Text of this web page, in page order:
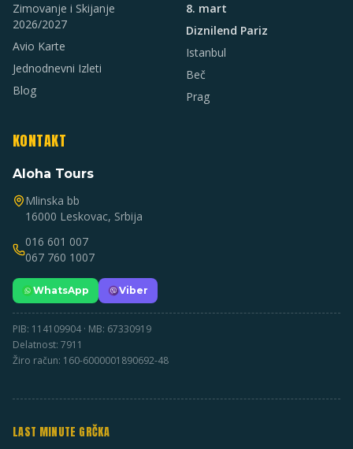
Zimovanje i Skijanje
2026/2027
Avio Karte
Jednodnevni Izleti
Blog
8. mart
Diznilend Pariz
Istanbul
Beč
Prag
KONTAKT
Aloha Tours
Mlinska bb
16000 Leskovac, Srbija
016 601 007
067 760 1007
WhatsApp Viber
PIB: 114109904 · MB: 67330919
Delatnost: 7911
Žiro račun: 160-6000001890692-48
LAST MINUTE GRČKA